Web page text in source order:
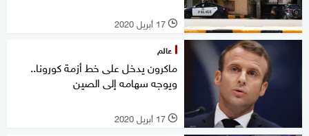
l 17 أبريل 2020
عالم
ماكرون يدخل على خط أزمة كورونا..
ويوجه سهامه إلى الصين
l 17 أبريل 2020